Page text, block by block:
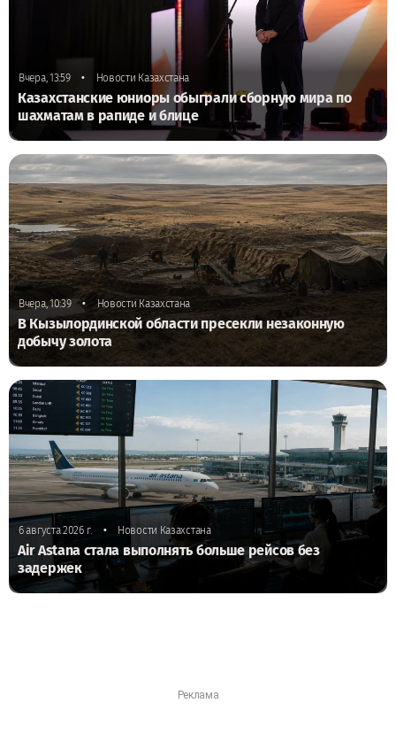
Вчера, 13:59 • Новости Казахстана
Казахстанские юниоры обыграли сборную мира по
шахматам в рапиде и блице
Вчера, 10:39 • Новости Казахстана
В Кызылординской области пресекли незаконную
добычу золота
6 августа 2026 г. • Новости Казахстана
Air Astana стала выполнять больше рейсов без
задержек